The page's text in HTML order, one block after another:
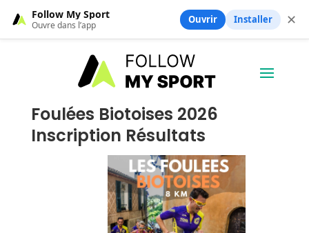
Foulées Biotoises 2026
Inscription Résultats
Follow My Sport
Ouvre dans l’app Ouvrir Installer ✕